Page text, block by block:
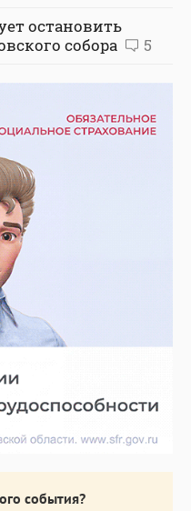
остановить
собора
5
события?